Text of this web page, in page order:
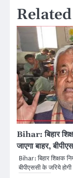
Bihar: बिहार
जाएगा बाहर,
Bihar: बिहार शिक्षक
बीपीएससी के जरिये